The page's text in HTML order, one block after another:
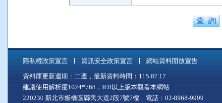
隱私權政策宣言 資訊安全政策宣言 網站資料開放宣告
資料庫更新週期：二週，最新資料時間：115.07.17
建議使用解析度1024*768，IE8以上版本觀看本網站
220230 新北市板橋區縣民大道2段7號7樓 電話：02-8968-9999